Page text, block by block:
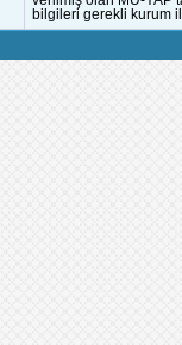
bilgileri gerekli kurum